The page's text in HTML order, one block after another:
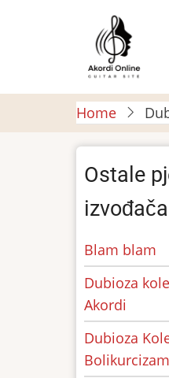
Home
Ostale
izvođača
Blam blam
Dubioza
Akordi
Dubioza